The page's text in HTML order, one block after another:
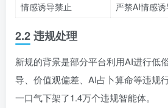
情感诱导禁止
严禁AI情感诱
2.2 违规处理
新规的背景是部分平台利用AI进行低
导、价值观偏差、AI占卜算命等违规
一口气下架了1.4万个违规智能体。